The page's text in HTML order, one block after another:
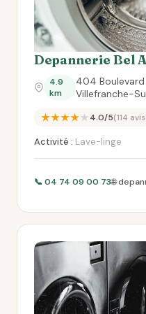
Depannerie Bel
4.9
km
404
Villefranche-
★★★★★4.0/5(114
Activité : Lave-linge
📞 04 74 09 00 73🌐